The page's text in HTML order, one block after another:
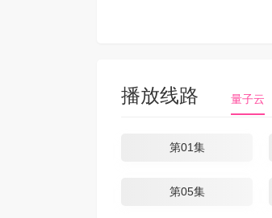
播放线路 量子云
第01集
第05集